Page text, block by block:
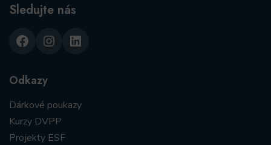
Sledujte nás
Facebook
Instagram
LinkedIn
Odkazy
Dárkové poukazy
Kurzy DVPP
Projekty ESF